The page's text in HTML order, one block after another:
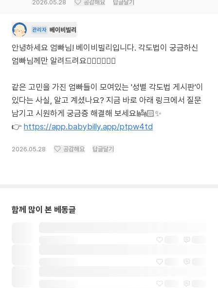
2026.05.28 공감해요 답글달기
관리자 베이비빌리
안녕하세요 엄빠님! 베이비빌리입니다. 각도법이 궁금하신
엄빠님께만 알려드려요🙋🏻‍♀️🙋🏻‍♂️
같은 고민을 가진 엄빠들이 모여있는 '성별 각도법 게시판'이
있다는 사실, 알고 계셨나요? 지금 바로 아래 링크에서 질문
남기고 시원하게 궁금증 해결해 보세요!👼🏻✨
👉 https://app.babybilly.app/ptpw4td
2026.05.28 공감해요 답글달기
함께 많이 본 베동글